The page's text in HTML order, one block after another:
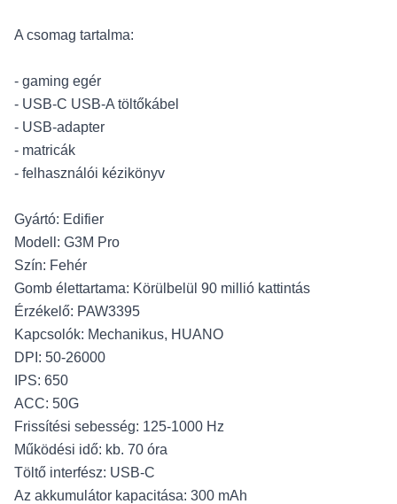
A csomag tartalma:
- gaming egér
- USB-C USB-A töltőkábel
- USB-adapter
- matricák
- felhasználói kézikönyv
Gyártó: Edifier
Modell: G3M Pro
Szín: Fehér
Gomb élettartama: Körülbelül 90 millió kattintás
Érzékelő: PAW3395
Kapcsolók: Mechanikus, HUANO
DPI: 50-26000
IPS: 650
ACC: 50G
Frissítési sebesség: 125-1000 Hz
Működési idő: kb. 70 óra
Töltő interfész: USB-C
Az akkumulátor kapacitása: 300 mAh